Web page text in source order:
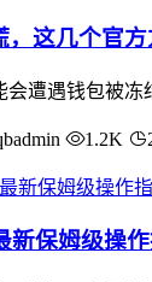
这几个官
会遭遇钱包被
1.2K
新保姆级操